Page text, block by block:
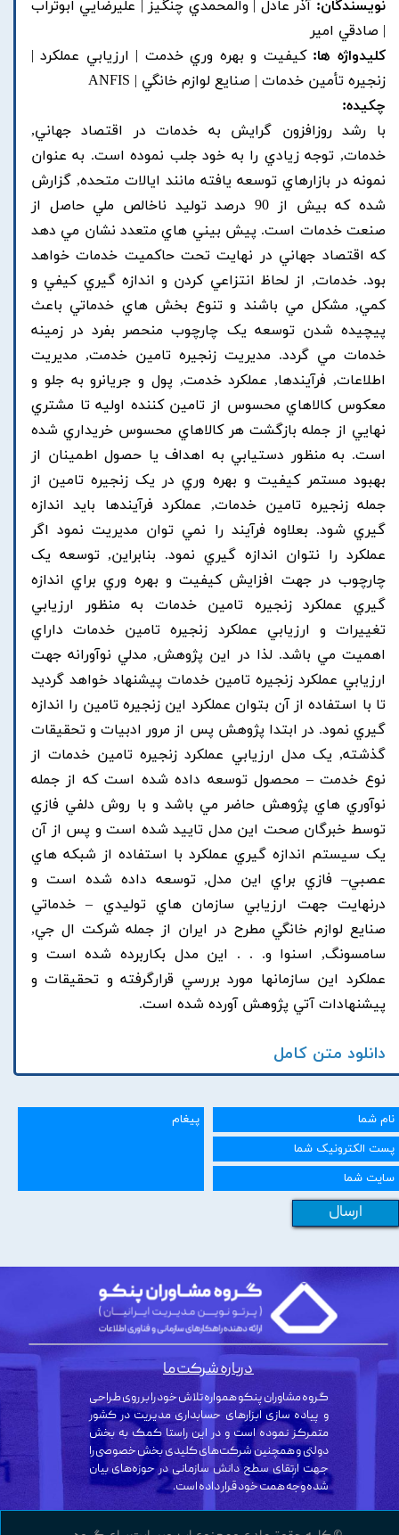
نویسندگان: آذر عادل | والمحمدي چنگيز | عليرضايي ابوتراب
| صادقي امير
کلیدواژه ها: کيفيت و بهره وري خدمت | ارزيابي عملکرد |
زنجيره تأمين خدمات | صنايع لوازم خانگي | ANFIS
چکیده:
با رشد روزافزون گرايش به خدمات در اقتصاد جهاني,
خدمات, توجه زيادي را به خود جلب نموده است. به عنوان
نمونه در بازارهاي توسعه يافته مانند ايالات متحده, گزارش
شده که بيش از 90 درصد توليد ناخالص ملي حاصل از
صنعت خدمات است. پيش بيني هاي متعدد نشان مي دهد
که اقتصاد جهاني در نهايت تحت حاکميت خدمات خواهد
بود. خدمات, از لحاظ انتزاعي کردن و اندازه گيري کيفي و
کمي, مشکل مي باشند و تنوع بخش هاي خدماتي باعث
پيچيده شدن توسعه يک چارچوب منحصر بفرد در زمينه
خدمات مي گردد. مديريت زنجيره تامين خدمت, مديريت
اطلاعات, فرآيندها, عملکرد خدمت, پول و جريانرو به جلو و
معکوس کالاهاي محسوس از تامين کننده اوليه تا مشتري
نهايي از جمله بازگشت هر کالاهاي محسوس خريداري شده
است. به منظور دستيابي به اهداف يا حصول اطمينان از
بهبود مستمر کيفيت و بهره وري در يک زنجيره تامين از
جمله زنجيره تامين خدمات, عملکرد فرآيندها بايد اندازه
گيري شود. بعلاوه فرآيند را نمي توان مديريت نمود اگر
عملکرد را نتوان اندازه گيري نمود. بنابراين, توسعه يک
چارچوب در جهت افزايش کيفيت و بهره وري براي اندازه
گيري عملکرد زنجيره تامين خدمات به منظور ارزيابي
تغييرات و ارزيابي عملکرد زنجيره تامين خدمات داراي
اهميت مي باشد. لذا در اين پژوهش, مدلي نوآورانه جهت
ارزيابي عملکرد زنجيره تامين خدمات پيشنهاد خواهد گرديد
تا با استفاده از آن بتوان عملکرد اين زنجيره تامين را اندازه
گيري نمود. در ابتدا پژوهش پس از مرور ادبيات و تحقيقات
گذشته, يک مدل ارزيابي عملکرد زنجيره تامين خدمات از
نوع خدمت – محصول توسعه داده شده است که از جمله
نوآوري هاي پژوهش حاضر مي باشد و با روش دلفي فازي
توسط خبرگان صحت اين مدل تاييد شده است و پس از آن
يک سيستم اندازه گيري عملکرد با استفاده از شبکه هاي
عصبي– فازي براي اين مدل, توسعه داده شده است و
درنهايت جهت ارزيابي سازمان هاي توليدي – خدماتي
صنايع لوازم خانگي مطرح در ايران از جمله شرکت ال جي,
سامسونگ, اسنوا و. . . اين مدل بکاربرده شده است و
عملکرد اين سازمانها مورد بررسي قرارگرفته و تحقيقات و
پيشنهادات آتي پژوهش آورده شده است.
دانلود متن کامل
ارسال
گروه مشاوران پنکو همواره تلاش خود را بر روی طراحی
و پیاده سازی ابزارهای حسابداری مدیریت در کشور
متمرکز نموده است و در این راستا کمک به بخش
دولتی و همچنین شرکت‌های کلیدی بخش خصوصی را
جهت ارتقای سطح دانش سازمانی در حوزه‌های بیان
شده وجه همت خود قرار داده است.
درباره شرکت ما